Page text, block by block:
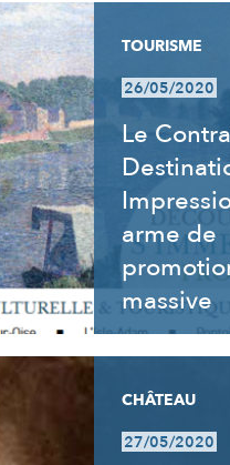
TOURISME
26/05/2020
Le
arme de
massive
CHÂTEAU
27/05/2020